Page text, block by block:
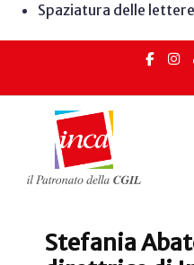
Spaziatura delle lettere
Stefania